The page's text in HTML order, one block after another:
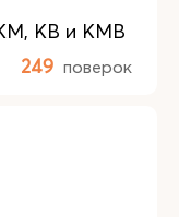
КB и КMB
249 поверок